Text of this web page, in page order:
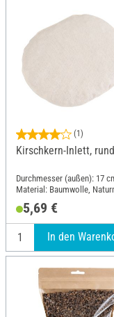
(1)
Kirschkern-Inlett, rund
Durchmesser (außen): 17
Material: Baumwolle,
5,69 €
In den